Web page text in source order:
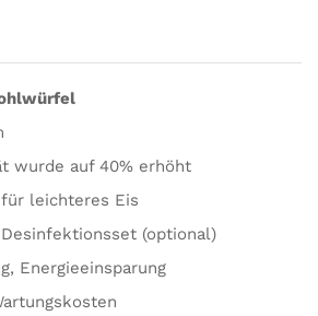
wurde auf 40% erhöht
leichteres Eis
(optional)
Energieeinsparung